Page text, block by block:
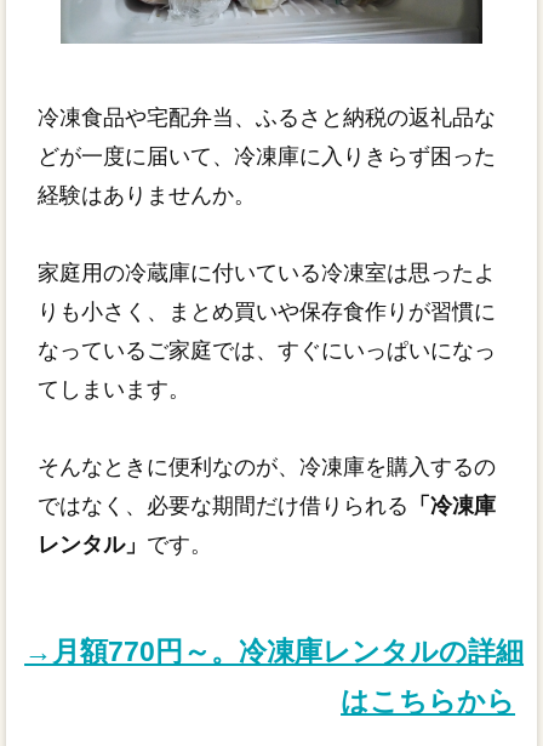
冷凍食品や宅配弁当、ふるさと納税の返礼品な
どが一度に届いて、冷凍庫に入りきらず困った
経験はありませんか。
家庭用の冷蔵庫に付いている冷凍室は思ったよ
りも小さく、まとめ買いや保存食作りが習慣に
なっているご家庭では、すぐにいっぱいになっ
てしまいます。
そんなときに便利なのが、冷凍庫を購入するの
ではなく、必要な期間だけ借りられる 「冷凍庫
レンタル」 です。
→月額770円～。冷凍庫レンタルの詳細
はこちらから